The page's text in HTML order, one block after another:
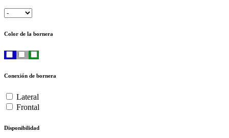
Color de la bornera
Conexión de bornera
Lateral
Frontal
Disponibilidad